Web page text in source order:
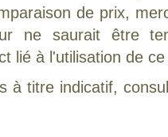
de prix,
ne saurait être
lié à l'utilisation de
à titre indicatif,